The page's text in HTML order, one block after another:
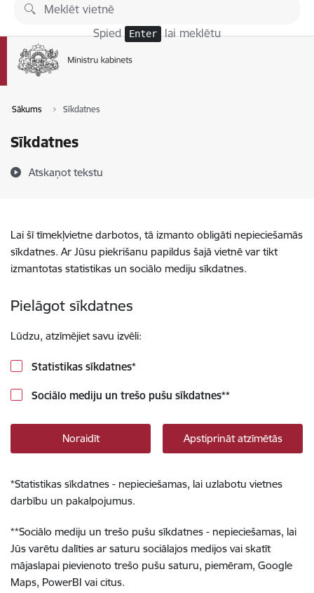
Pāriet uz lapas saturu
Spied Enter lai meklētu
Sākums Sīkdatnes
Sīkdatnes
Atskaņot tekstu
Lai šī tīmekļvietne darbotos, tā izmanto obligāti nepieciešamās
sīkdatnes. Ar Jūsu piekrišanu papildus šajā vietnē var tikt
izmantotas statistikas un sociālo mediju sīkdatnes.
Pielāgot sīkdatnes
Lūdzu, atzīmējiet savu izvēli:
Statistikas sīkdatnes*
Sociālo mediju un trešo pušu sīkdatnes**
Noraidīt Apstiprināt atzīmētās
*Statistikas sīkdatnes - nepieciešamas, lai uzlabotu vietnes
darbību un pakalpojumus.
**Sociālo mediju un trešo pušu sīkdatnes - nepieciešamas, lai
Jūs varētu dalīties ar saturu sociālajos medijos vai skatīt
mājaslapai pievienoto trešo pušu saturu, piemēram, Google
Maps, PowerBI vai citus.